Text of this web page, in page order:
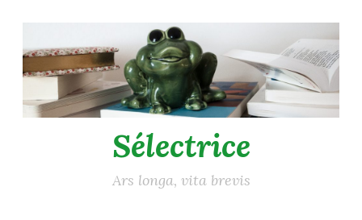
au
contenu
principal
Sélectrice
Ars longa, vita brevis